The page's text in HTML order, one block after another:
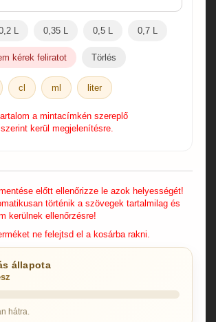
L 0,35 L 0,5 L 0,7 L
kérek feliratot Törlés
cl ml liter
a mintacímkén szereplő
kerül megjelenítésre.
előtt ellenőrizze le azok helyességét!
történik a szövegek tartalmilag és
kerülnek ellenőrzésre!
ne felejtsd el a kosárba rakni.
állapota
hátra.